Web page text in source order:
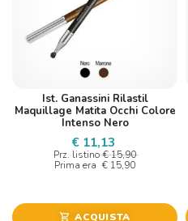
Ist. Ganassini Rilastil
Maquillage Matita Occhi Colore
Intenso Nero
€ 11,13
Prz. listino € 15,90
Prima era € 15,90
shopping_cart ACQUISTA